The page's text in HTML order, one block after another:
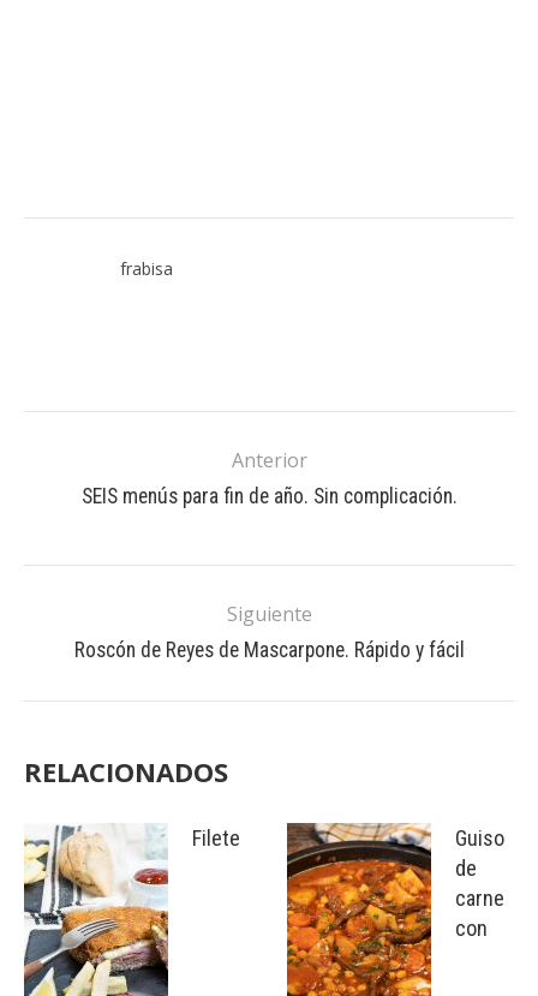
frabisa
Anterior
SEIS menús para fin de año. Sin complicación.
Siguiente
Roscón de Reyes de Mascarpone. Rápido y fácil
RELACIONADOS
Filete
Guiso
de
carne
con